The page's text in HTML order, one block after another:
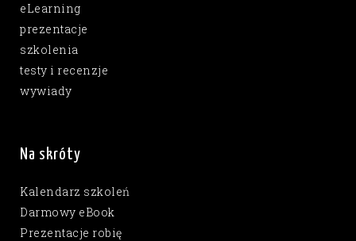
eLearning
prezentacje
szkolenia
testy i recenzje
wywiady
Na skróty
Kalendarz szkoleń
Darmowy eBook
Prezentacje robię